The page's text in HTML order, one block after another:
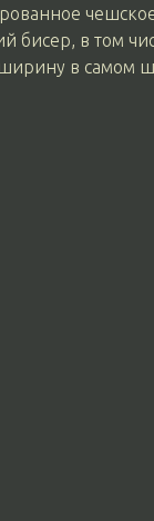
бисер, в том
ширину в самом